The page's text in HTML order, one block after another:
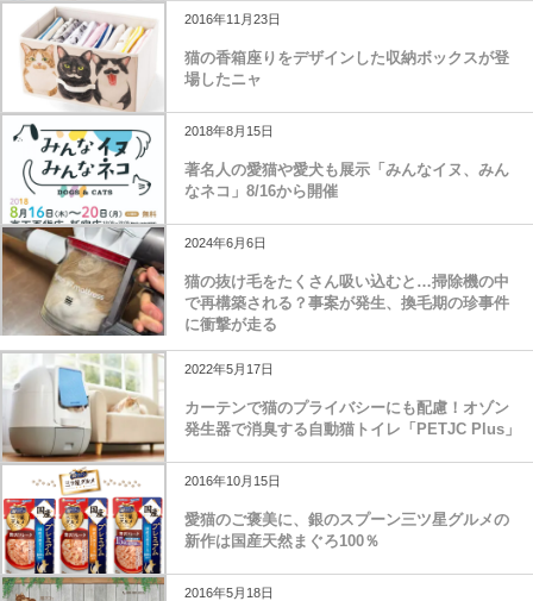
2016年11月23日
猫の香箱座りをデザインした収納ボックスが登
場したニャ
2018年8月15日
著名人の愛猫や愛犬も展示「みんなイヌ、みん
なネコ」8/16から開催
2024年6月6日
猫の抜け毛をたくさん吸い込むと…掃除機の中
で再構築される？事案が発生、換毛期の珍事件
に衝撃が走る
2022年5月17日
カーテンで猫のプライバシーにも配慮！オゾン
発生器で消臭する自動猫トイレ「PETJC Plus」
2016年10月15日
愛猫のご褒美に、銀のスプーン三ツ星グルメの
新作は国産天然まぐろ100％
2016年5月18日